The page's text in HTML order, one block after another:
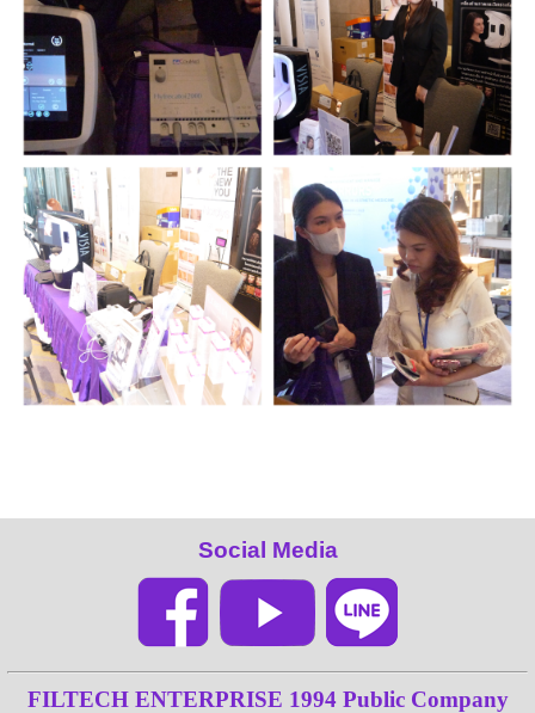
Social Media
FILTECH ENTERPRISE 1994 Public Company